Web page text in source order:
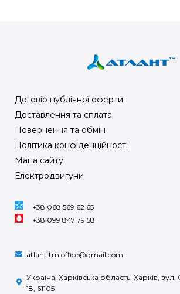
Договір публічної оферти
Доставлення та сплата
Повернення та обмін
Політика конфіденційності
Мапа сайту
Електродвигуни
+38 068 569 62 65
+38 099 847 79 58
atlant.tm.office@gmail.com
Україна, Харківська область, Харків,
18, 61105